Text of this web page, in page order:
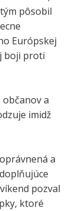
pôsobil
Európskej
boji proti
a
imidž
a
pozval
ktoré